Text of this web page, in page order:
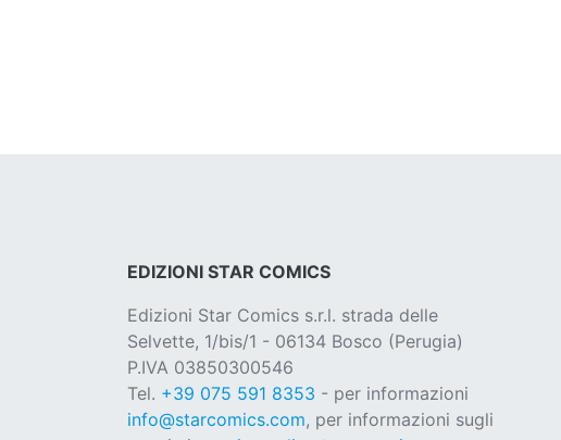
EDIZIONI STAR COMICS
Edizioni Star Comics s.r.l. strada delle
Selvette, 1/bis/1 - 06134 Bosco (Perugia)
P.IVA 03850300546
Tel. +39 075 591 8353 - per informazioni
info@starcomics.com, per informazioni sugli